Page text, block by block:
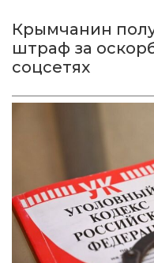
Крымчанин
штраф за
соцсетях